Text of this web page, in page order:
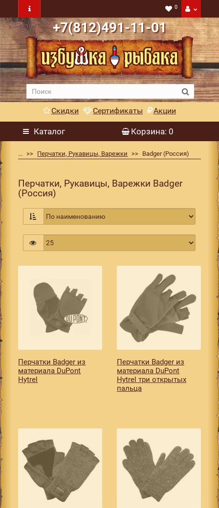
0
+7(812)491-11-01
Скидки Сертификаты Акции
Каталог Корзина: 0
... Перчатки, Рукавицы, Варежки Badger (Россия)
Перчатки, Рукавицы, Варежки Badger
(Россия)
Перчатки Badger из
материала DuPont
Hytrel
Перчатки Badger из
материала DuPont
Hytrel три открытых
пальца